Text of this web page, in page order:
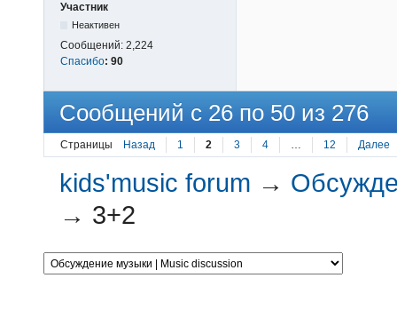
Участник
Неактивен
Сообщений: 2,224
Спасибо: 90
Сообщений с 26 по 50 из 276
Страницы Назад 1 2 3 4 … 12 Далее
kids'music forum →
→ 3+2